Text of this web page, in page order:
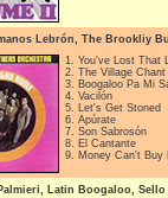
Lebrón, The Brookliy
1. You've Lost That
2. The Village Chant
3. Boogaloo Pa Mi
4. Vacilón
5. Let's Get Stoned
6. Apúrate
7. Son Sabrosón
8. El Cantante
9. Money Can't Buy
Latin Boogaloo, Sello